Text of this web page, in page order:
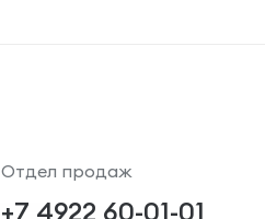
Отдел продаж
+7 4922 60-01-01